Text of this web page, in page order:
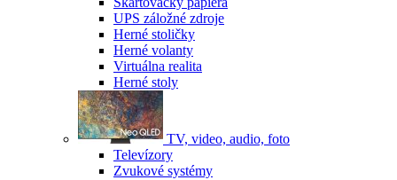
UPS záložné zdroje
Herné stoličky
Herné volanty
Virtuálna realita
Herné stoly
TV, video, audio, foto
Televízory
Zvukové systémy